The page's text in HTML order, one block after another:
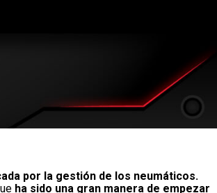
por la gestión de los neumáticos.
ha sido una gran manera de empezar